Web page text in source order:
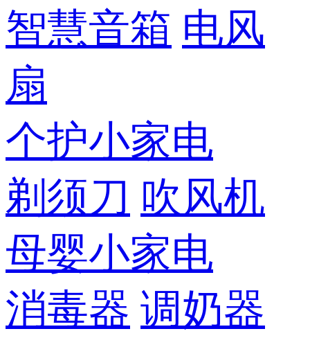
智慧音箱 电风
扇
个护小家电
剃须刀 吹风机
母婴小家电
消毒器 调奶器